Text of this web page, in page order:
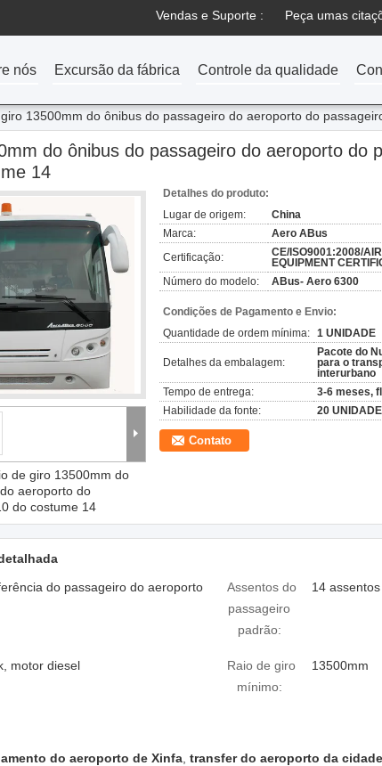
Vendas e Suporte : Peça umas
nós Excursão da fábrica Controle da qualidade
13500mm do ônibus do passageiro do aeroporto do
do ônibus do passageiro do aeroporto do
14
de giro 13500mm do
aeroporto do
do costume 14
Detalhes do produto:
Lugar de origem:
China
Marca:
Aero ABus
Certificação:
CE/ISO9001:2008/
EQUIPMENT
Número do modelo:
ABus- Aero 6300
Condições de Pagamento e Envio:
Quantidade de ordem mínima: 1 UNIDADE
Detalhes da embalagem:
Pacote do
para o
interurbano
Tempo de entrega:
3-6 meses,
Habilidade da fonte:
20
Contato
do passageiro do aeroporto
Assentos do
passageiro
padrão:
14 assentos
motor diesel
Raio de giro
mínimo:
13500mm
do aeroporto de Xinfa transfer do aeroporto da cidade